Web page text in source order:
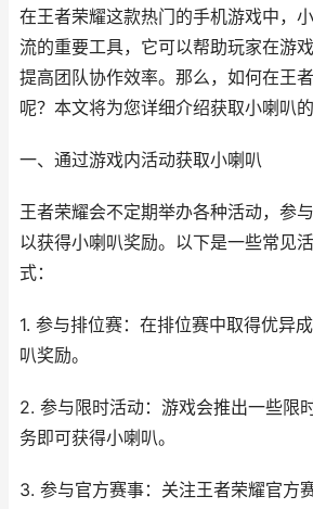
在王者荣耀这款热门的手机游戏中，
流的重要工具，它可以帮助玩家在游
提高团队协作效率。那么，如何在王
呢？本文将为您详细介绍获取小喇叭的
一、通过游戏内活动获取小喇叭
王者荣耀会不定期举办各种活动，参
以获得小喇叭奖励。以下是一些常见
式：
1. 参与排位赛：在排位赛中取得优异
叭奖励。
2. 参与限时活动：游戏会推出一些限
务即可获得小喇叭。
3. 参与官方赛事：关注王者荣耀官方